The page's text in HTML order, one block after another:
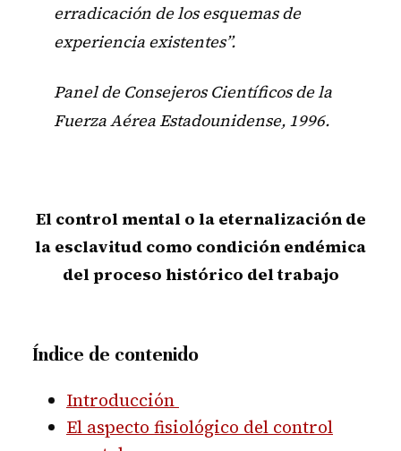
erradicación de los esquemas de
experiencia existentes”.
Panel de Consejeros Científicos de la
Fuerza Aérea Estadounidense, 1996.
El control mental o la eternalización de
la esclavitud como condición endémica
del proceso histórico del trabajo
Índice de contenido
Introducción
El aspecto fisiológico del control